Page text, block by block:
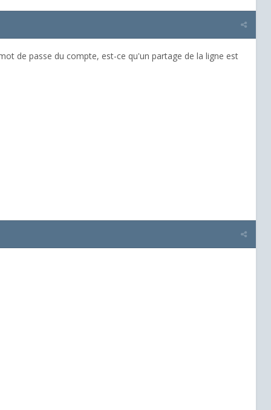
de passe du compte, est-ce qu'un partage de la ligne est